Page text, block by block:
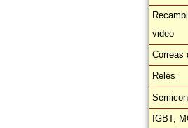
video
Correas
Relés
IGBT,